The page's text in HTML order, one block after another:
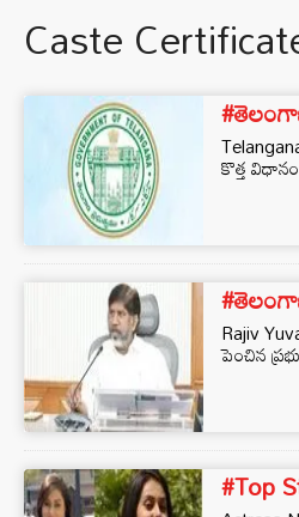
Caste
కొత్త విధానం
Rajiv
పెంచిన
#Top